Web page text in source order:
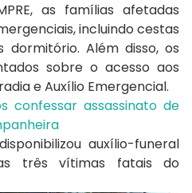
as famílias afetadas
incluindo cestas
dormitório. Além disso, os
sobre o acesso aos
e Auxílio Emergencial.
confessar assassinato de
auxílio-funeral
três vítimas fatais do